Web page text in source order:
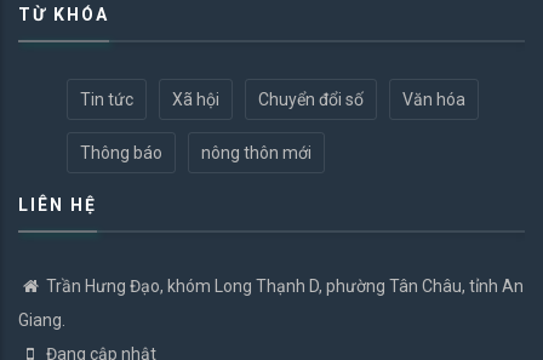
TỪ KHÓA
Tin tức Xã hội Chuyển đổi số Văn hóa
Thông báo nông thôn mới
LIÊN HỆ
Trần Hưng Đạo, khóm Long Thạnh D, phường Tân Châu, tỉnh An
Giang.
Đang cập nhật